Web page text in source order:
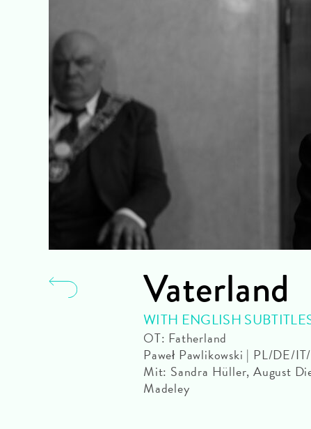
Vaterland
WITH ENGLISH
OT: Fatherland
Paweł Pawlikowski | PL/DE/
Mit: Sandra Hüller, August
Madeley